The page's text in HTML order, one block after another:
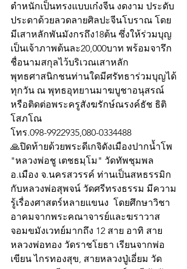
ตำหนักเป็นทรงแบบเก๋งจีน งดงาม ประดับ
ประดาด้วยลวดลายศิลปะจีนโบราณ โดย
มีเสาหลักพันมังกรถึง18ต้น ซึ่งให้ร่วมบุญ
เป็นเจ้าภาพต้นละ20,000บาท พร้อมจารึก
ชื่อนามสกุลไว้บริเวณเสาหลัก
พุทธศาสนิกชนท่านใดมีศรัทธาร่วมบุญได้
ทุกวัน ณ พุทธอุทยานมาฆบูชาอนุสรณ์
หรือติดต่อพระครูสังฆรักษ์ณรงค์ธัช ธิติ
โสภโณ
โทร.098-9922935,080-0334488
🙏ปิดท้ายด้วยพระดีเกจิดังเมืองปากน้ำโพ
"หลวงพ่อชู เตชธมฺโม" วัดทัพชุมพล
อ.เมือง จ.นครสวรรค์ ท่านเป็นสหธรรมิก
กับหลวงพ่อสุพจน์ วัดศรีทรงธรรม มีความ
รู้เรื่องศาสตร์หลายแขนง  โดยศึกษาวิชา
อาคมจากพระคณาจารย์และฆราวาส
จอมขมังเวทย์มากถึง 12 สาย อาทิ สาย
หลวงพ่อทอง วัดราชโยธา เรียนจากพ่อ
เขียน ไกรทองสุข, สายหลวงปู่เอี่ยม วัด